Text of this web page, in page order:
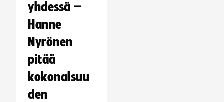
yhdessä –
Hanne
Nyrönen
pitää
kokonaisuu
den